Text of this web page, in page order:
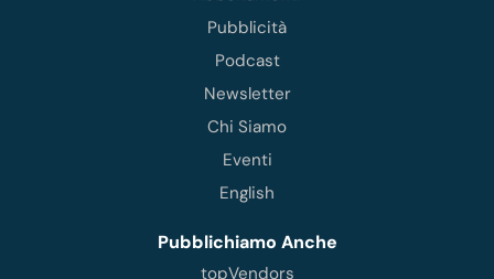
Pubblicità
Podcast
Newsletter
Chi Siamo
Eventi
English
Pubblichiamo Anche
topVendors